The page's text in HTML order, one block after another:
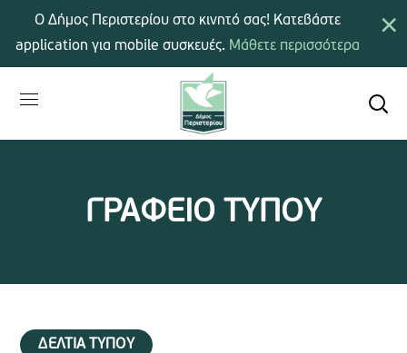
ΓΡΑΦΕΙΟ ΤΥΠΟΥ
ΔΕΛΤΙΑ ΤΥΠΟΥ
×
Ο Δήμος Περιστερίου στο κινητό σας! Κατεβάστε
application για mobile συσκευές. Μάθετε περισσότερα